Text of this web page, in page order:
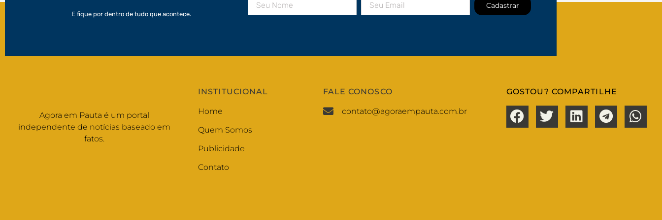
E fique por dentro de tudo que acontece.
Cadastrar
Agora em Pauta é um portal
independente de notícias baseado em
fatos.
INSTITUCIONAL
Home
Quem Somos
Publicidade
Contato
FALE CONOSCO
contato@agoraempauta.com.br
GOSTOU? COMPARTILHE